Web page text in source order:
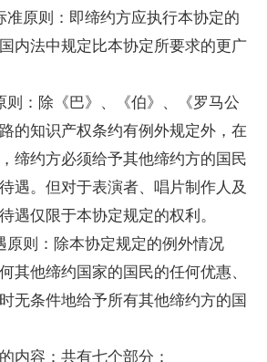
原则：即缔约方应执行本协定的
内法中规定比本协定所要求的更广
：除《巴》、《伯》、《罗马公
的知识产权条约有例外规定外，在
缔约方必须给予其他缔约方的国民
遇。但对于表演者、唱片制作人及
遇仅限于本协定规定的权利。
则：除本协定规定的例外情况
其他缔约国家的国民的任何优惠、
无条件地给予所有其他缔约方的国
容：共有七个部分：